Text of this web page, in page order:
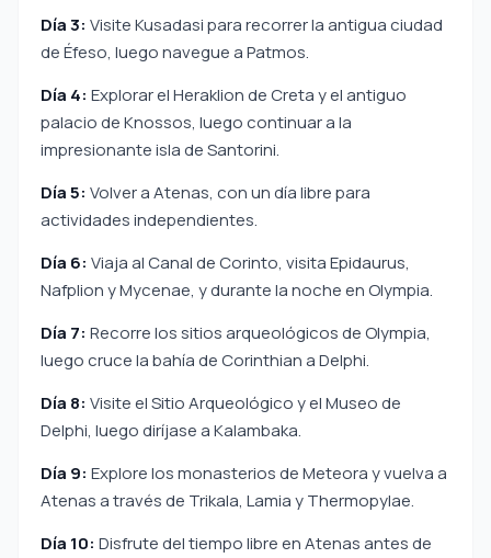
Día 3: Visite Kusadasi para recorrer la antigua ciudad
de Éfeso, luego navegue a Patmos.
Día 4: Explorar el Heraklion de Creta y el antiguo
palacio de Knossos, luego continuar a la
impresionante isla de Santorini.
Día 5: Volver a Atenas, con un día libre para
actividades independientes.
Día 6: Viaja al Canal de Corinto, visita Epidaurus,
Nafplion y Mycenae, y durante la noche en Olympia.
Día 7: Recorre los sitios arqueológicos de Olympia,
luego cruce la bahía de Corinthian a Delphi.
Día 8: Visite el Sitio Arqueológico y el Museo de
Delphi, luego diríjase a Kalambaka.
Día 9: Explore los monasterios de Meteora y vuelva a
Atenas a través de Trikala, Lamia y Thermopylae.
Día 10: Disfrute del tiempo libre en Atenas antes de